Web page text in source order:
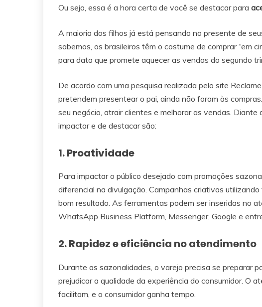
Ou seja, essa é a hora certa de você se destacar para
A maioria dos filhos já está pensando no presente de
sabemos, os brasileiros têm o costume de comprar “em
para data que promete aquecer as vendas do segundo
De acordo com uma pesquisa realizada pelo site
pretendem presentear o pai, ainda não foram às
seu negócio, atrair clientes e melhorar as vendas.
impactar e de destacar são:
1. Proatividade
Para impactar o público desejado com promoções
diferencial na divulgação. Campanhas criativas
bom resultado. As ferramentas podem ser inseridas no
WhatsApp Business Platform, Messenger, Google e
2. Rapidez e eficiência no atendimento
Durante as sazonalidades, o varejo precisa se preparar
prejudicar a qualidade da experiência do consumidor. O
facilitam, e o consumidor ganha tempo.